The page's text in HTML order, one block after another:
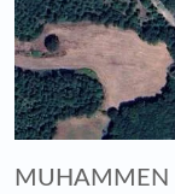
MUHAMMEN